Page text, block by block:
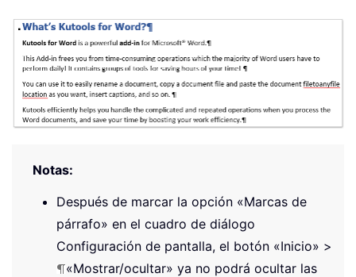
Notas:
Después de marcar la opción «Marcas de
párrafo» en el cuadro de diálogo
Configuración de pantalla, el botón «Inicio» >
«Mostrar/ocultar» ya no podrá ocultar las